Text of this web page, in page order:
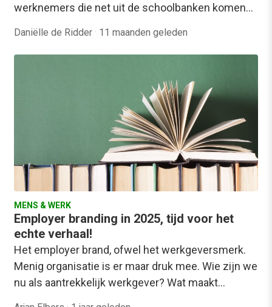
werknemers die net uit de schoolbanken komen…
Daniëlle de Ridder · 11 maanden geleden
MENS & WERK
Employer branding in 2025, tijd voor het
echte verhaal!
Het employer brand, ofwel het werkgeversmerk.
Menig organisatie is er maar druk mee. Wie zijn we
nu als aantrekkelijk werkgever? Wat maakt…